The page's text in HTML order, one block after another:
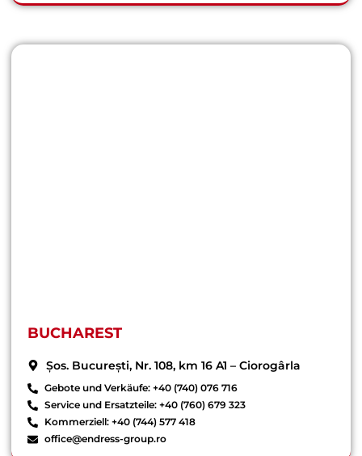
BUCHAREST
Șos. București, Nr. 108, km 16 A1 – Ciorogârla
Gebote und Verkäufe: +40 (740) 076 716
Service und Ersatzteile: +40 (760) 679 323
Kommerziell: +40 (744) 577 418
office@endress-group.ro